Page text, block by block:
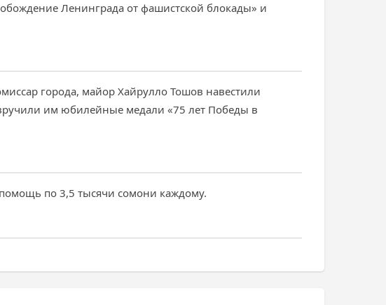
Ленинграда от фашистской блокады» и
города, майор Хайрулло Тошов навестили
им юбилейные медали «75 лет Победы в
по 3,5 тысячи сомони каждому.